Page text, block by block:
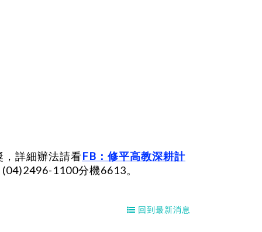
詳細辦法請看FB：修平高教深耕計
1100分機6613。
回到最新消息